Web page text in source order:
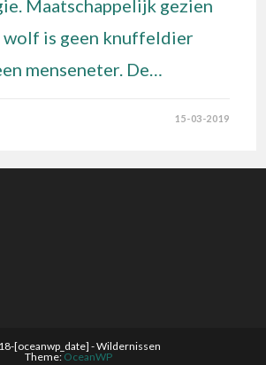
Maatschappelijk gezien
wolf is geen knuffeldier
menseneter. De…
15-03-2019
[oceanwp_date] - Wildernissen
Theme:OceanWP